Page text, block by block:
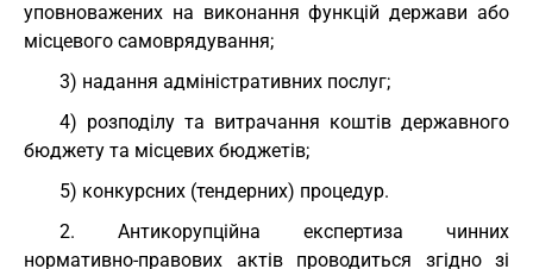
уповноважених на виконання функцій держави або
місцевого самоврядування;
3) надання адміністративних послуг;
4) розподілу та витрачання коштів державного
бюджету та місцевих бюджетів;
5) конкурсних (тендерних) процедур.
2. Антикорупційна експертиза чинних
нормативно-правових актів проводиться згідно зі